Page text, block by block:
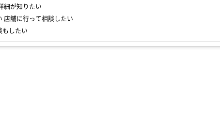
細が知りたい
店舗に行って相談したい
もしたい